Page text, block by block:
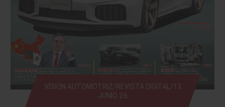
VISION AUTOMOTRIZ/REVISTA DIGITAL/13
JUNIO 26